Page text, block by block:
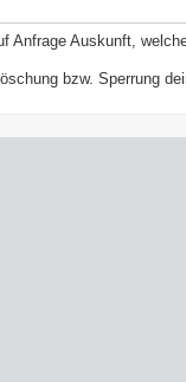
Anfrage Auskunft,
bzw. Sperrung